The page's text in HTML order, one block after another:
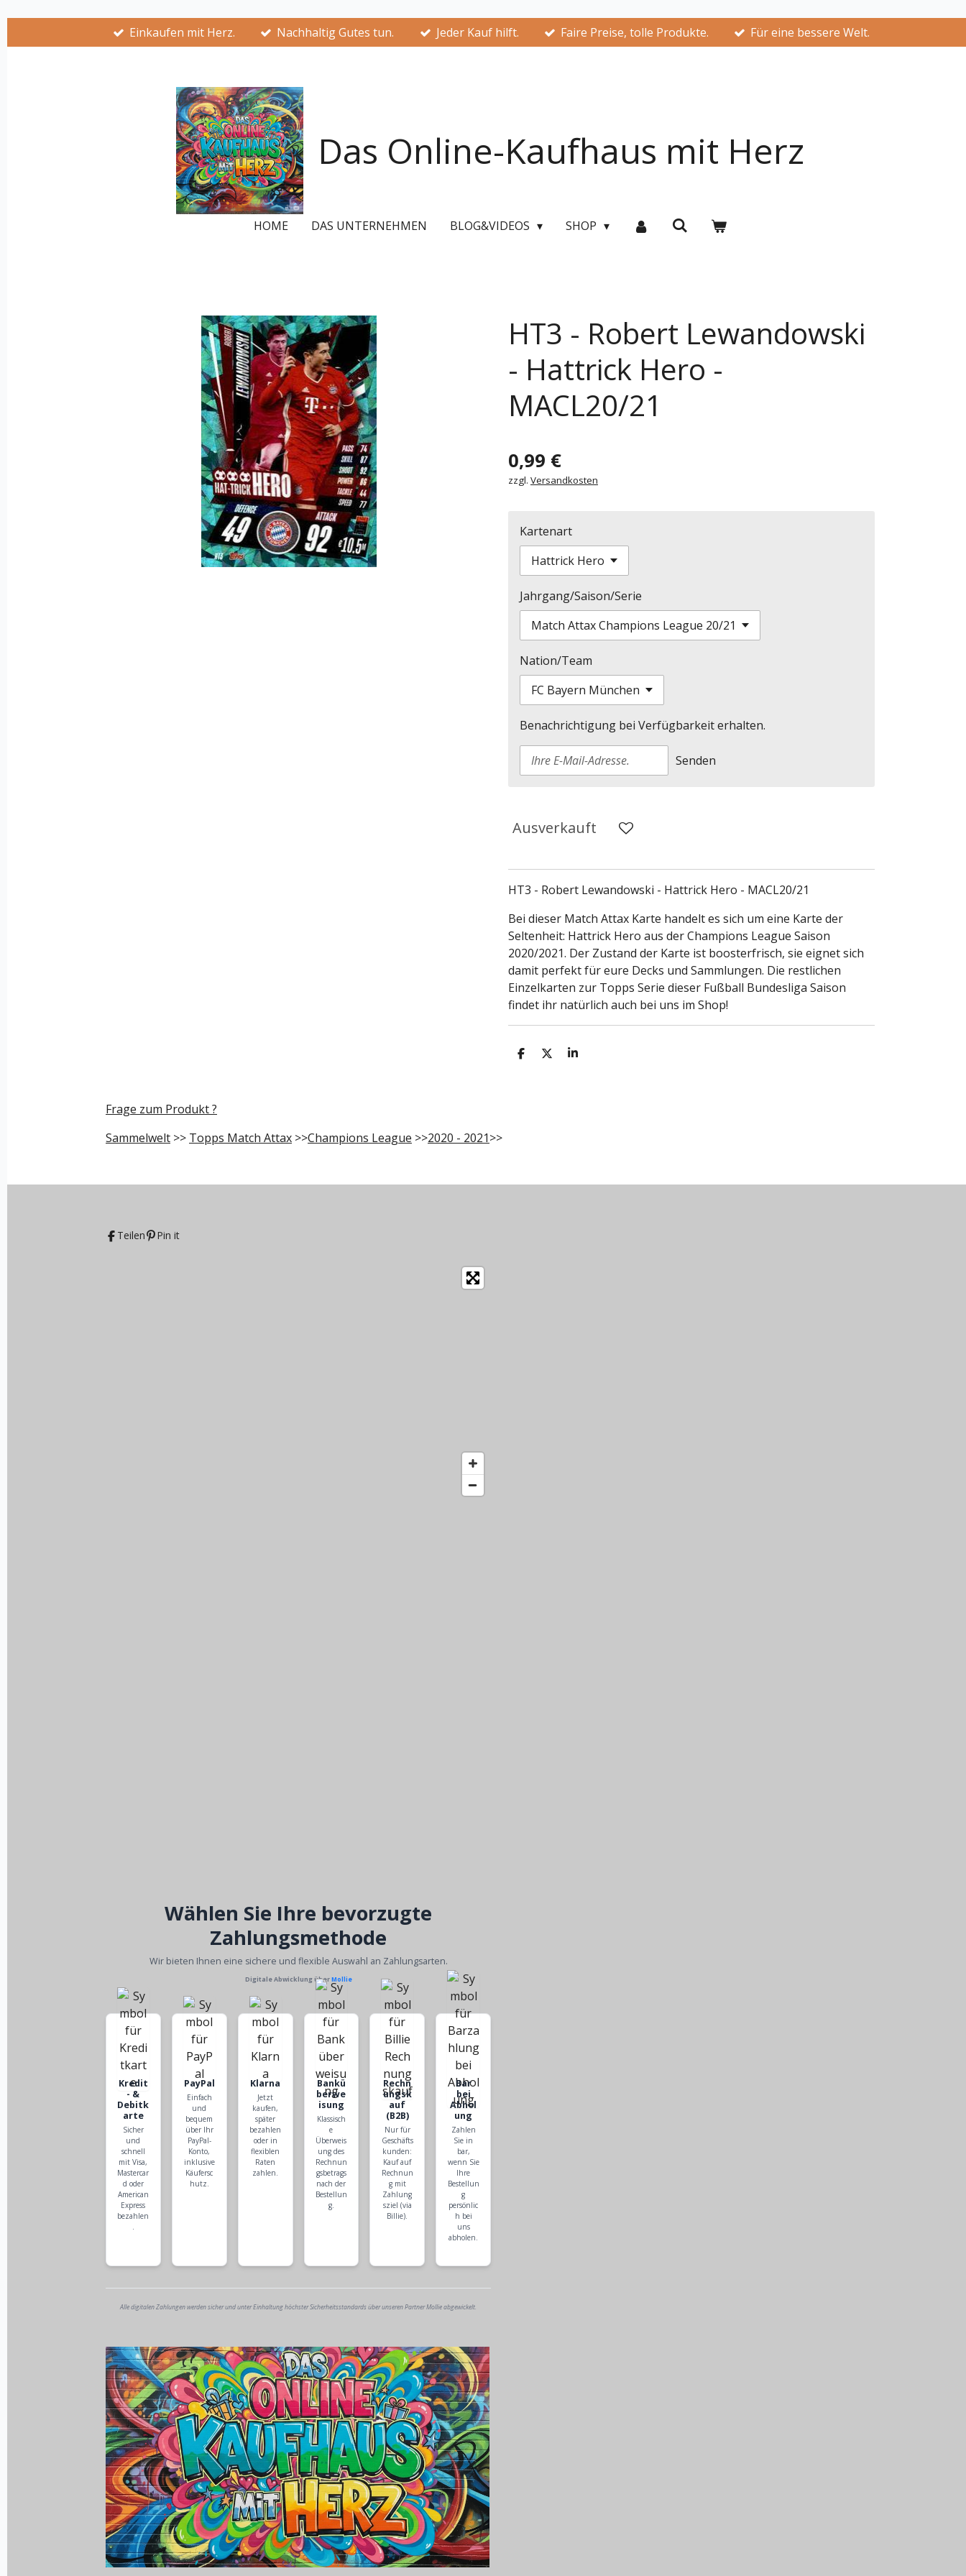
springen
Einkaufen mit Herz. Nachhaltig Gutes tun. Jeder Kauf hilft. Faire Preise, tolle Produkte. Für eine bessere Welt.
Das Online-Kaufhaus mit Herz
HOME DAS UNTERNEHMEN BLOG&VIDEOS SHOP
HT3 - Robert Lewandowski
- Hattrick Hero -
MACL20/21
0,99 €
zzgl. Versandkosten
Kartenart
Jahrgang/Saison/Serie
Nation/Team
Benachrichtigung bei Verfügbarkeit erhalten.
Senden
Ausverkauft
HT3 - Robert Lewandowski - Hattrick Hero - MACL20/21
Bei dieser Match Attax Karte handelt es sich um eine Karte der
Seltenheit: Hattrick Hero aus der Champions League Saison
2020/2021. Der Zustand der Karte ist boosterfrisch, sie eignet sich
damit perfekt für eure Decks und Sammlungen. Die restlichen
Einzelkarten zur Topps Serie dieser Fußball Bundesliga Saison
findet ihr natürlich auch bei uns im Shop!
T
T
T
Frage zum Produkt ?
Sammelwelt >> Topps Match Attax >>Champions League >>2020 - 2021>>
Teilen Pin it
Wählen Sie Ihre bevorzugte
Zahlungsmethode
Wir bieten Ihnen eine sichere und flexible Auswahl an Zahlungsarten.
Digitale Abwicklung überMollie
Kredit
- &
Debitk
arte
Sicher
und
schnell
mit Visa,
Mastercar
d oder
American
Express
bezahlen
.
PayPal
Einfach
und
bequem
über Ihr
PayPal-
Konto,
inklusive
Käufersc
hutz.
Klarna
Jetzt
kaufen,
später
bezahlen
oder in
flexiblen
Raten
zahlen.
Bankü
berwe
isung
Klassisch
e
Überweis
ung des
Rechnun
gsbetrags
nach der
Bestellun
g.
Rechn
ungsk
auf
(B2B)
Nur für
Geschäfts
kunden:
Kauf auf
Rechnun
g mit
Zahlung
sziel (via
Billie).
Bar
bei
Abhol
ung
Zahlen
Sie in
bar,
wenn Sie
Ihre
Bestellun
g
persönlic
h bei
uns
abholen.
Alle digitalen Zahlungen werden sicher und unter Einhaltung höchster Sicherheitsstandards über unseren Partner Mollie abgewickelt.